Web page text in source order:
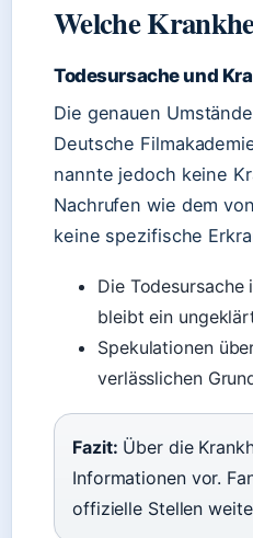
Welche
Todesursache und
Die genauen
Deutsche
nannte jedoch keine
Nachrufen wie dem von
keine spezifische
Die
bleibt ein
Spekulationen
verlässlichen
Fazit: Über die
Informationen vor.
offizielle Stellen